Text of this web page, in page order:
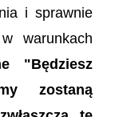
i sprawnie
warunkach
"Będziesz
zostaną